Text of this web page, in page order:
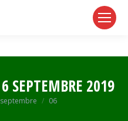
6 SEPTEMBRE 2019
septembre 06